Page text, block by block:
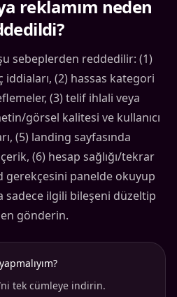
reklamım neden
sebeplerden reddedilir: (1)
iddiaları, (2) hassas kategori
(3) telif ihlali veya
görsel kalitesi ve kullanıcı
(5) landing sayfasında
(6) hesap sağlığı/tekrar
gerekçesini panelde okuyup
sadece ilgili bileşeni düzeltip
gönderin.
tek cümleye indirin.